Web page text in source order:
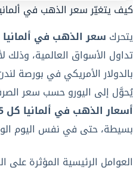
كيف يتغيّر سعر الذهب في
يتحرك سعر الذهب في ألمانيا
تداول الأسواق العالمية،
يُحوَّل إلى اليورو حسب سعر
أسعار الذهب في ألمانيا كل 15 دقيقة
بسيطة، حتى في نفس اليوم
العوامل الرئيسية المؤثرة على